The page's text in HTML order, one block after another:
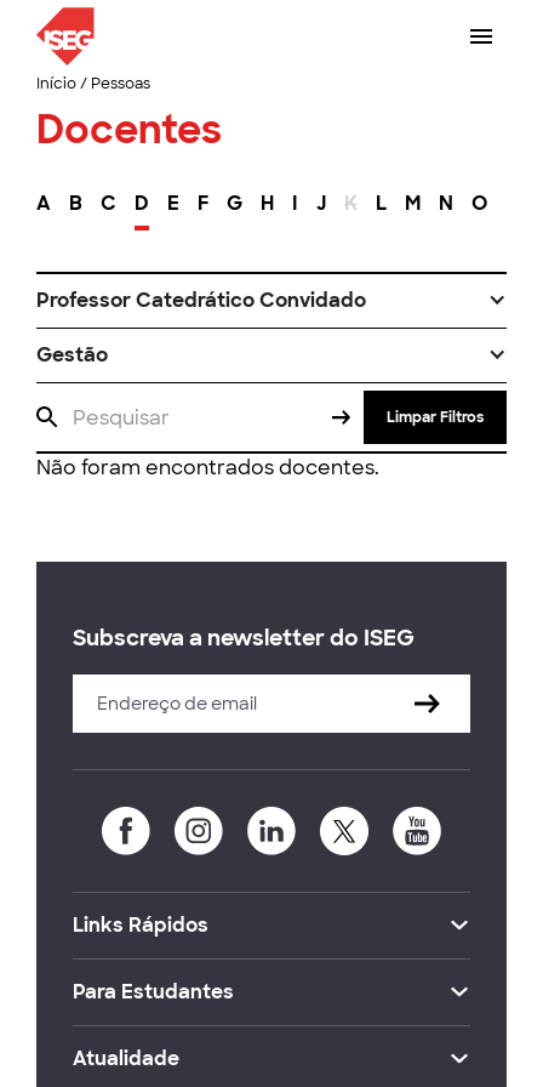
Início/ Pessoas
Docentes
A B C D E F G H I J K L M N O
Professor Catedrático Convidado
Gestão
Limpar Filtros
Não foram encontrados docentes.
Subscreva a newsletter do ISEG
Links Rápidos
Para Estudantes
Atualidade